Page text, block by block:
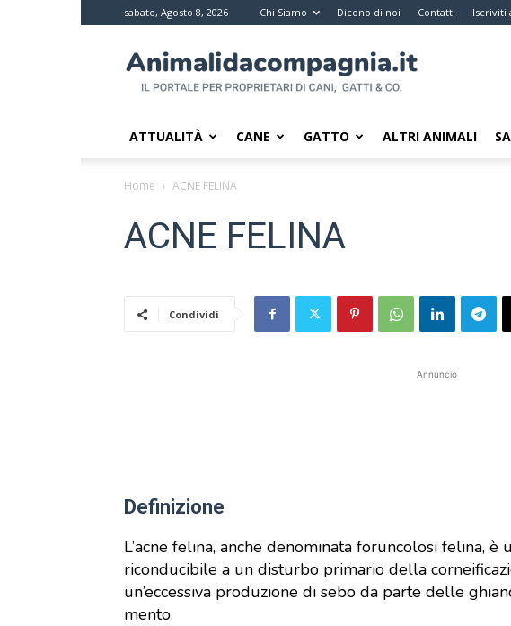
sabato, Agosto 8, 2026 Chi Siamo Dicono di noi Contatti Iscriviti
da
compagnia
Il
proprietari
di
ATTUALITÀ CANE GATTO ALTRI ANIMALI
Home ACNE FELINA
ACNE FELINA
Condividi
Annuncio
Definizione
L’acne felina, anche denominata foruncolosi felina, è
riconducibile a un disturbo primario della
un’eccessiva produzione di sebo da parte delle
mento.